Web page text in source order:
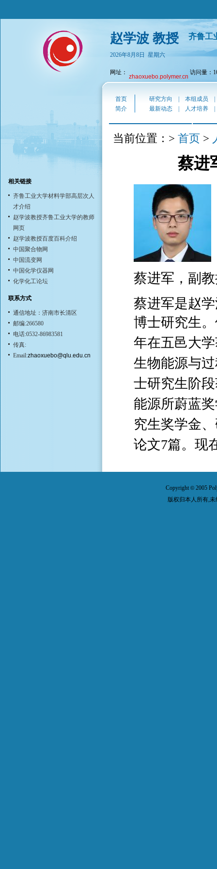
赵学波 教授 齐鲁工
2026年8月8日 星期六
网址： zhaoxuebo.polymer.cn 访问量：
相关链接
齐鲁工业大学材料学部高层次人
才介绍
赵学波教授齐鲁工业大学的教师
网页
赵学波教授百度百科介绍
中国聚合物网
中国流变网
中国化学仪器网
化学化工论坛
联系方式
通信地址：济南市长清区
邮编:266580
电话:0532-86983581
传真:
Email:zhaoxuebo@qlu.edu.cn
首页 研究方向 本组成员
简介
最新动态 人才培养
当前位置：> 首页 >
蔡进
蔡进军，副
蔡进军是赵
博士研究生。
年在五邑大
生物能源与
士研究生阶
能源所蔚蓝
究生奖学金
论文7篇。现
Copyright© 2005
版权归本人所有,